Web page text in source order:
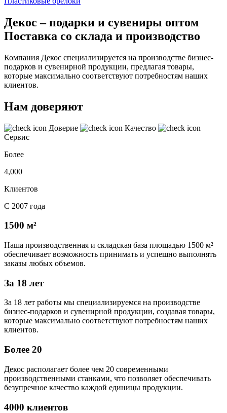
Декос – подарки и сувениры оптом
Поставка со склада и производство
Компания Декос специализируется на производстве бизнес-
подарков и сувенирной продукции, предлагая товары,
которые максимально соответствуют потребностям наших
клиентов.
Нам доверяют
Доверие
Качество
Сервис
Более
4,000
Клиентов
С 2007 года
1500 м²
Наша производственная и складская база площадью 1500 м²
обеспечивает возможность принимать и успешно выполнять
заказы любых объемов.
За 18 лет
За 18 лет работы мы специализируемся на производстве
бизнес-подарков и сувенирной продукции, создавая товары,
которые максимально соответствуют потребностям наших
клиентов.
Более 20
Декос располагает более чем 20 современными
производственными станками, что позволяет обеспечивать
безупречное качество каждой единицы продукции.
4000 клиентов